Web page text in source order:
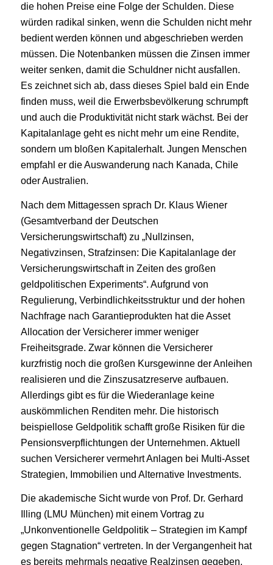
die hohen Preise eine Folge der Schulden. Diese
würden radikal sinken, wenn die Schulden nicht mehr
bedient werden können und abgeschrieben werden
müssen. Die Notenbanken müssen die Zinsen immer
weiter senken, damit die Schuldner nicht ausfallen.
Es zeichnet sich ab, dass dieses Spiel bald ein Ende
finden muss, weil die Erwerbsbevölkerung schrumpft
und auch die Produktivität nicht stark wächst. Bei der
Kapitalanlage geht es nicht mehr um eine Rendite,
sondern um bloßen Kapitalerhalt. Jungen Menschen
empfahl er die Auswanderung nach Kanada, Chile
oder Australien.
Nach dem Mittagessen sprach Dr. Klaus Wiener
(Gesamtverband der Deutschen
Versicherungswirtschaft) zu „Nullzinsen,
Negativzinsen, Strafzinsen: Die Kapitalanlage der
Versicherungswirtschaft in Zeiten des großen
geldpolitischen Experiments“. Aufgrund von
Regulierung, Verbindlichkeitsstruktur und der hohen
Nachfrage nach Garantieprodukten hat die Asset
Allocation der Versicherer immer weniger
Freiheitsgrade. Zwar können die Versicherer
kurzfristig noch die großen Kursgewinne der Anleihen
realisieren und die Zinszusatzreserve aufbauen.
Allerdings gibt es für die Wiederanlage keine
auskömmlichen Renditen mehr. Die historisch
beispiellose Geldpolitik schafft große Risiken für die
Pensionsverpflichtungen der Unternehmen. Aktuell
suchen Versicherer vermehrt Anlagen bei Multi-Asset
Strategien, Immobilien und Alternative Investments.
Die akademische Sicht wurde von Prof. Dr. Gerhard
Illing (LMU München) mit einem Vortrag zu
„Unkonventionelle Geldpolitik – Strategien im Kampf
gegen Stagnation“ vertreten. In der Vergangenheit hat
es bereits mehrmals negative Realzinsen gegeben.